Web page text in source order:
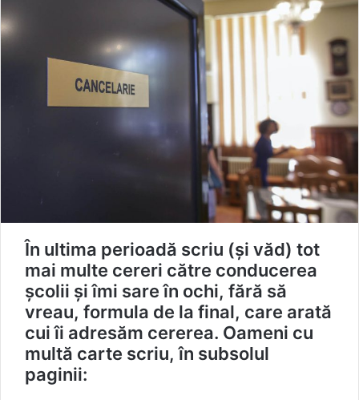
În ultima perioadă scriu (și văd) tot
mai multe cereri către conducerea
școlii și îmi sare în ochi, fără să
vreau, formula de la final, care arată
cui îi adresăm cererea. Oameni cu
multă carte scriu, în subsolul
paginii: